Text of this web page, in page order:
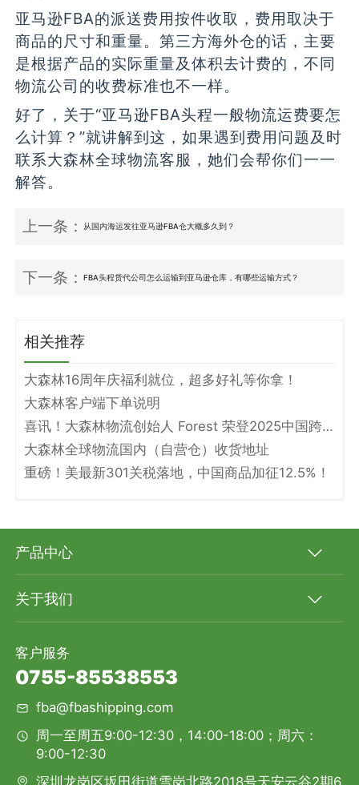
亚马逊FBA的派送费用按件收取，费用取决于
商品的尺寸和重量。第三方海外仓的话，主要
是根据产品的实际重量及体积去计费的，不同
物流公司的收费标准也不一样。
好了，关于“亚马逊FBA头程一般物流运费要怎
么计算？”就讲解到这，如果遇到费用问题及时
联系大森林全球物流客服，她们会帮你们一一
解答。
上一条：从国内海运发往亚马逊FBA仓大概多久到？
下一条：FBA头程货代公司怎么运输到亚马逊仓库，有哪些运输方式？
相关推荐
大森林16周年庆福利就位，超多好礼等你拿！
大森林客户端下单说明
喜讯！大森林物流创始人 Forest 荣登2025中国跨境电商物流名人堂！
大森林全球物流国内（自营仓）收货地址
重磅！美最新301关税落地，中国商品加征12.5%！
产品中心
关于我们
客户服务
0755-85538553
fba@fbashipping.com
周一至周五9:00-12:30，14:00-18:00；周六：
9:00-12:30
深圳龙岗区坂田街道雪岗北路2018号天安云谷2期6